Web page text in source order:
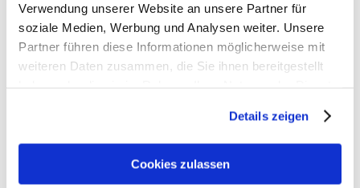
Verwendung unserer Website an unsere Partner für
soziale Medien, Werbung und Analysen weiter. Unsere
Partner führen diese Informationen möglicherweise mit
weiteren Daten zusammen, die Sie ihnen bereitgestellt
Details zeigen
Cookies zulassen
- Gewicht: ca. 170 g
- Volumen: ca. 1,5 l
- Größe: 6 x 24 x 11 cm (HxBxT)
- Modelljahr: 2025
✨ Dein perfektes Schlampermäppchen – clever &
✅ Top-Features auf einen Blick: